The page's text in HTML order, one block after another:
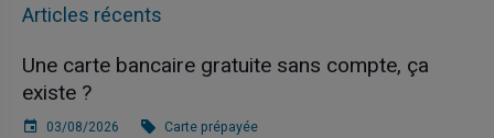
Articles récents
Une carte bancaire gratuite sans compte, ça
existe ?
03/08/2026 Carte prépayée